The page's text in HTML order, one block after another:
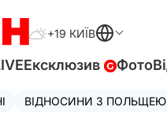
+19 КИЇВ
Ексклюзив Фото
ВІДНОСИНИ З ПОЛЬЩЕЮ